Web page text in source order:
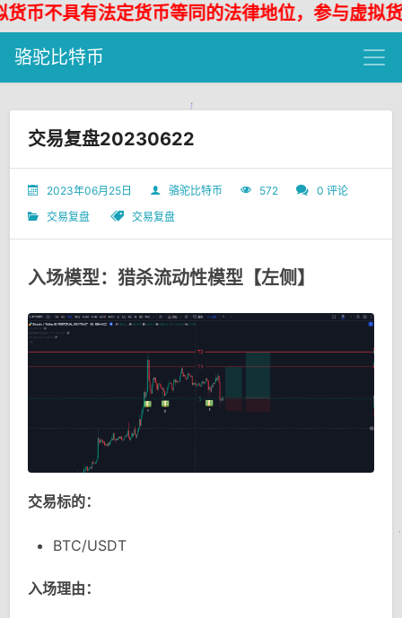
不具有法定货币等同的法律地位，参与虚拟货
骆驼比特币
交易复盘20230622
2023年06月25日 骆驼比特币 572
0 评论
交易复盘
交易复盘
入场模型：猎杀流动性模型【左侧】
交易标的：
BTC/USDT
入场理由：